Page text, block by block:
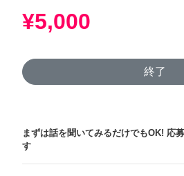
¥5,000
終了
まずは話を聞いてみるだけでもOK! 応
す